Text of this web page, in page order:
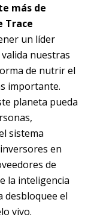
más de
Trace
un líder
nuestras
de nutrir el
importante.
planeta pueda
sistema
​​en
de
la inteligencia
desbloquee el
vivo.